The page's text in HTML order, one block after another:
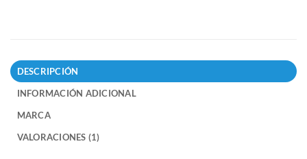
DESCRIPCIÓN
INFORMACIÓN ADICIONAL
MARCA
VALORACIONES (1)